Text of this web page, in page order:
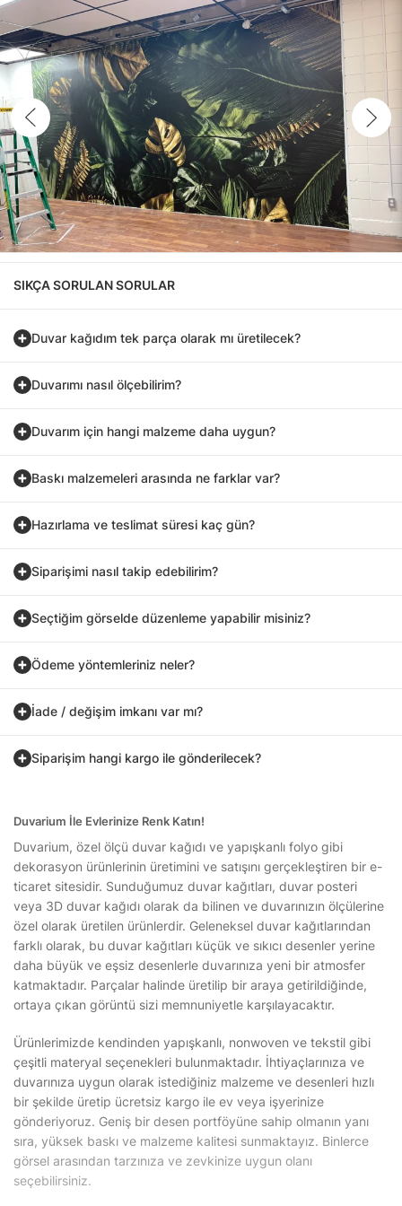
SIKÇA SORULAN SORULAR
Duvar kağıdım tek parça olarak mı üretilecek?
Duvarımı nasıl ölçebilirim?
Duvarım için hangi malzeme daha uygun?
Baskı malzemeleri arasında ne farklar var?
Hazırlama ve teslimat süresi kaç gün?
Siparişimi nasıl takip edebilirim?
Seçtiğim görselde düzenleme yapabilir misiniz?
Ödeme yöntemleriniz neler?
İade / değişim imkanı var mı?
Siparişim hangi kargo ile gönderilecek?
Duvarium İle Evlerinize Renk Katın!
Duvarium, özel ölçü duvar kağıdı ve yapışkanlı folyo gibi
dekorasyon ürünlerinin üretimini ve satışını gerçekleştiren bir e-
ticaret sitesidir. Sunduğumuz duvar kağıtları, duvar posteri
veya 3D duvar kağıdı olarak da bilinen ve duvarınızın ölçülerine
özel olarak üretilen ürünlerdir. Geleneksel duvar kağıtlarından
farklı olarak, bu duvar kağıtları küçük ve sıkıcı desenler yerine
daha büyük ve eşsiz desenlerle duvarınıza yeni bir atmosfer
katmaktadır. Parçalar halinde üretilip bir araya getirildiğinde,
ortaya çıkan görüntü sizi memnuniyetle karşılayacaktır.
Ürünlerimizde kendinden yapışkanlı, nonwoven ve tekstil gibi
çeşitli materyal seçenekleri bulunmaktadır. İhtiyaçlarınıza ve
duvarınıza uygun olarak istediğiniz malzeme ve desenleri hızlı
bir şekilde üretip ücretsiz kargo ile ev veya işyerinize
gönderiyoruz. Geniş bir desen portföyüne sahip olmanın yanı
sıra, yüksek baskı ve malzeme kalitesi sunmaktayız. Binlerce
görsel arasından tarzınıza ve zevkinize uygun olanı
seçebilirsiniz.